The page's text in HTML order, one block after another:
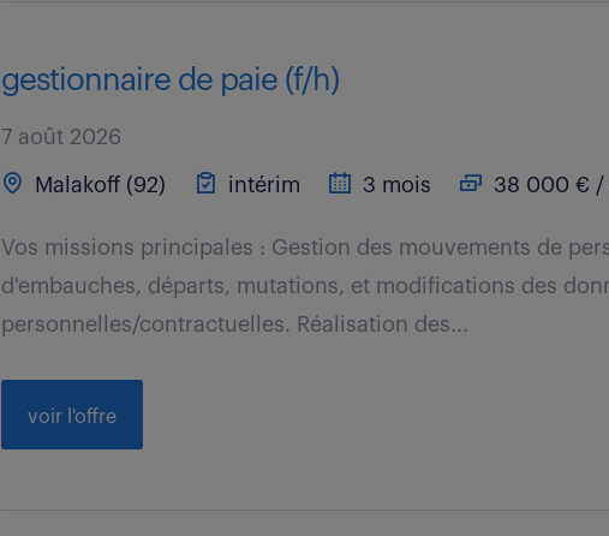
gestionnaire de paie (f/h)
7 août 2026
Malakoff (92) intérim 3 mois 38 000 € /
Vos missions principales : Gestion des mouvements de
d'embauches, départs, mutations, et modifications des
personnelles/contractuelles. Réalisation des...
voir l'offre